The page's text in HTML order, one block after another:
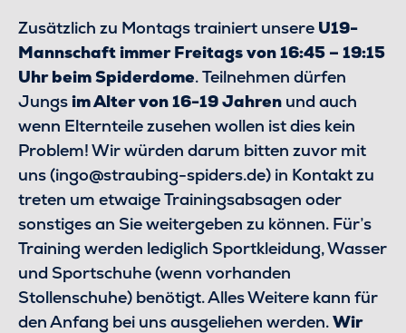
Zusätzlich zu Montags trainiert unsere U19-
Mannschaft immer Freitags von 16:45 – 19:15
Uhr beim Spiderdome. Teilnehmen dürfen
Jungsim Alter von 16-19 Jahren und auch
wenn Elternteile zusehen wollen ist dies kein
Problem! Wir würden darum bitten zuvor mit
uns (ingo@straubing-spiders.de) in Kontakt zu
treten um etwaige Trainingsabsagen oder
sonstiges an Sie weitergeben zu können. Für’s
Training werden lediglich Sportkleidung, Wasser
und Sportschuhe (wenn vorhanden
Stollenschuhe) benötigt. Alles Weitere kann für
den Anfang bei uns ausgeliehen werden.Wir